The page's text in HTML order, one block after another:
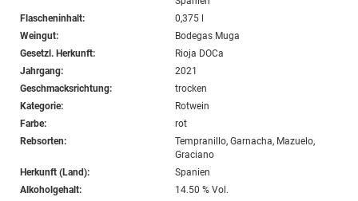
Flascheninhalt:
0,375 l
Weingut:
Bodegas Muga
Gesetzl. Herkunft:
Rioja DOCa
Jahrgang:
2021
Geschmacksrichtung:
trocken
Kategorie:
Rotwein
Farbe:
rot
Rebsorten:
Tempranillo, Garnacha, Mazuelo,
Graciano
Herkunft (Land):
Spanien
Alkoholgehalt:
14.50 % Vol.